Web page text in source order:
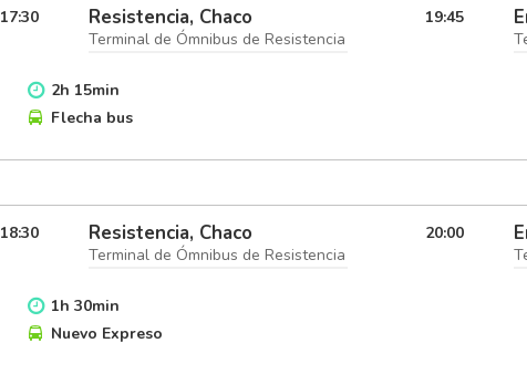
17:30 Resistencia, Chaco
Terminal de Ómnibus de Resistencia
19:45
2h 15min
Flecha bus
18:30 Resistencia, Chaco
Terminal de Ómnibus de Resistencia
20:00
1h 30min
Nuevo Expreso